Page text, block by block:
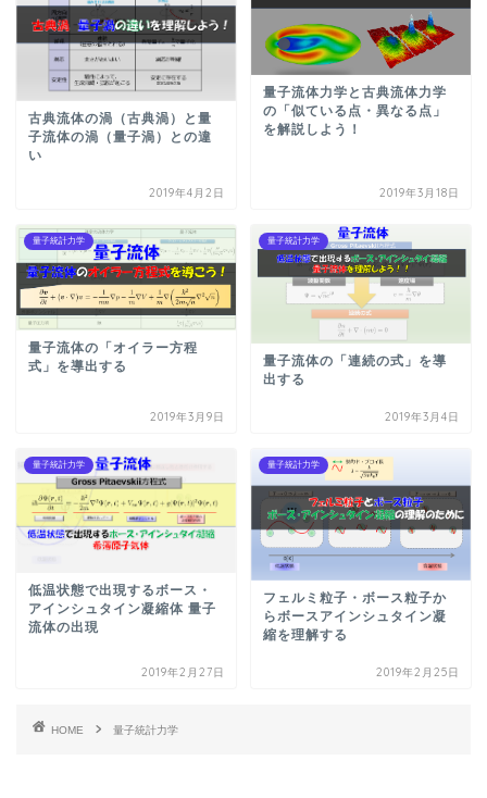
古典流体の渦（古典渦）と量
子流体の渦（量子渦）との違
い
2019年4月2日
量子流体力学と古典流体力学
の「似ている点・異なる点」
を解説しよう！
2019年3月18日
量子統計力学
量子流体の「オイラー方程
式」を導出する
2019年3月9日
量子統計力学
量子流体の「連続の式」を導
出する
2019年3月4日
量子統計力学
低温状態で出現するボース・
アインシュタイン凝縮体 量子
流体の出現
2019年2月27日
量子統計力学
フェルミ粒子・ボース粒子か
らボースアインシュタイン凝
縮を理解する
2019年2月25日
HOME 量子統計力学